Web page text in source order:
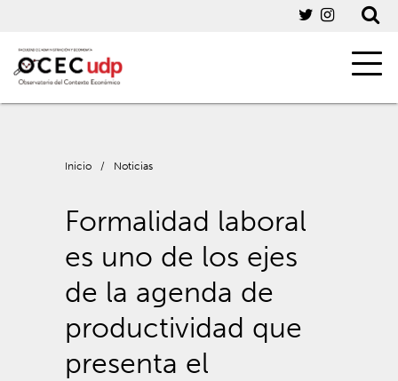
Inicio / Noticias
Formalidad laboral
es uno de los ejes
de la agenda de
productividad que
presenta el